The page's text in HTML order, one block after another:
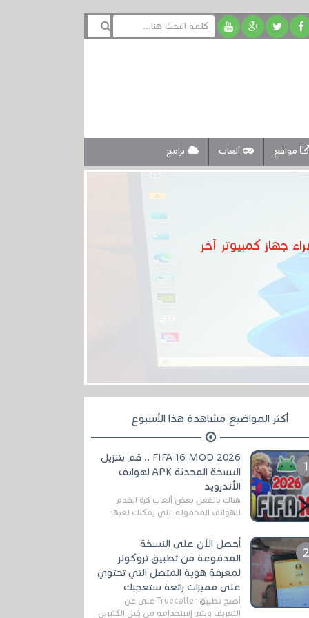
مواقع ألعاب برامج
أكثر المواضيع مشاهدة هذا الأسبوع
FIFA 16 MOD 2026 .. قم بتنزيل
النسخة المحدثة APK لهواتف
الأندرويد
هناك بالفعل بعض ألعاب كرة القدم
للهواتف المحمولة التي يمكنك لعبها
مثل EA Sports ...
أحصل الآن على النسخة
المدفوعة من تطبيق تروكولر
لمعرفة هوية المتصل التي تحتوي
على مميزات رائعة ستعجبك
أصبح تطبيق Truecaller غني عن
التعريف ويتم إستخدامه من قبل الكثيرين